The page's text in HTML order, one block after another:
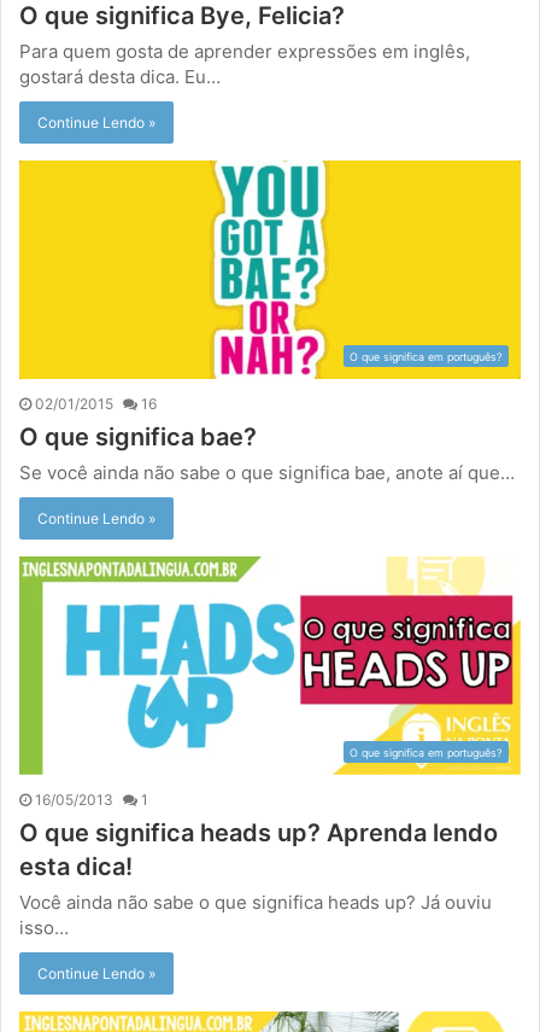
O que significa Bye, Felicia?
Para quem gosta de aprender expressões em inglês,
gostará desta dica. Eu…
Continue Lendo »
O que significa em português?
02/01/2015 16
O que significa bae?
Se você ainda não sabe o que significa bae, anote aí que…
Continue Lendo »
O que significa em português?
16/05/2013 1
O que significa heads up? Aprenda lendo
esta dica!
Você ainda não sabe o que significa heads up? Já ouviu
isso…
Continue Lendo »